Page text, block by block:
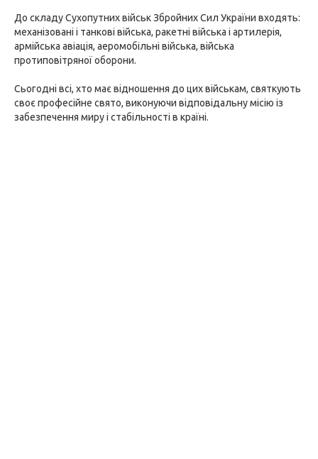
До складу Сухопутних військ Збройних Сил України входять:
механізовані і танкові війська, ракетні війська і артилерія,
армійська авіація, аеромобільні війська, війська
протиповітряної оборони.
Сьогодні всі, хто має відношення до цих військам, святкують
своє професійне свято, виконуючи відповідальну місію із
забезпечення миру і стабільності в країні.